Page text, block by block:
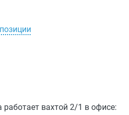
вахтой 2/1 в офисе: